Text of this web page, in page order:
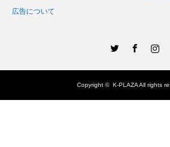
広告について
Copyright ©K-PLAZAAll rights